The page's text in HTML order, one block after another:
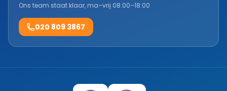
Ons team staat klaar, ma–vrij 08:00–18:00
020 809 3867